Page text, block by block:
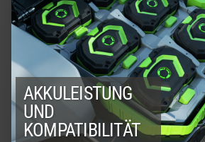
AKKULEISTUNG
UND
KOMPATIBILITÄT